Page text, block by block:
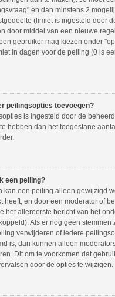
en dan minstens 2
(limiet is ingesteld door
door middel van een nieuwe
gebruiker mag kiezen onder
in dagen voor de peiling (0 is
peilingsopties toevoegen?
is ingesteld door de
hebben dan het toegestane
een peiling?
kan een peiling alleen gewijzigd
heeft, en door een moderator of
het allereerste bericht van het
Als er nog geen stemmen
verwijderen of iedere
is, dan kunnen alleen
Dit om te voorkomen dat
door de opties te wijzigen.